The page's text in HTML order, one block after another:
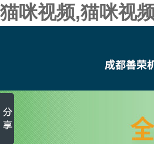
猫咪视频,猫咪视